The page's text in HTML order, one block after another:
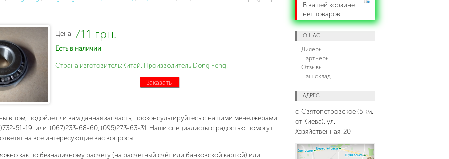
Цена: 711 грн.
Есть в наличии
Страна изготовитель:Китай, Производитель:Dong Feng,
Заказать
в том, подойдет ли вам данная запчасть, проконсультируйтесь с нашими менеджерами
51-19 или (067)233-68-60, (095)273-63-31. Наши специалисты с радостью помогут
на все интересующие вас вопросы.
как по безналичному расчету (на расчетный счёт или банковской картой) или
В вашей корзине
нет товаров
О НАС
Дилеры
Партнеры
Отзывы
Наш склад
АДРЕС
с. Святопетровское (5 км.
от Киева), ул.
Хозяйственная, 20